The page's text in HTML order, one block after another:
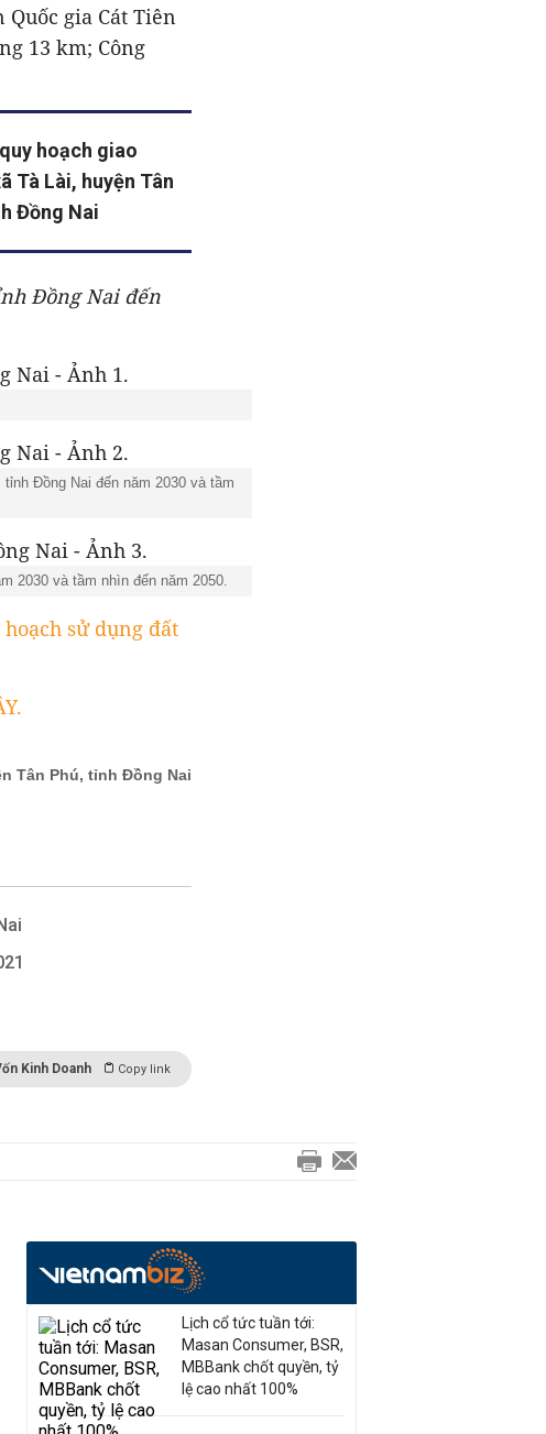
gia Cát Tiên
13 km; Công
hoạch giao
Tà Lài, huyện Tân
Đồng Nai
Đồng Nai đến
Đồng Nai đến năm 2030 và tầm
2030 và tầm nhìn đến năm 2050.
sử dụng đất
Kinh Doanh Copy link
Lịch cổ tức tuần tới:
Masan Consumer, BSR,
MBBank chốt quyền, tỷ
lệ cao nhất 100%